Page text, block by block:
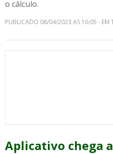
o cálculo.
PUBLICADO 08/04/2023 AS 16:05 - EM
Aplicativo chega